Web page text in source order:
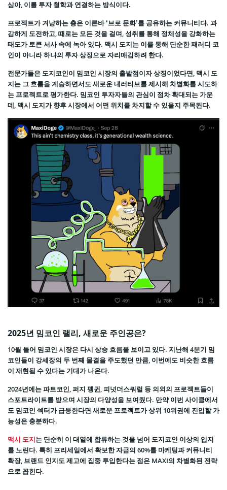
삼아, 이를 투자 철학과 연결하는 방식이다.
프로젝트가 겨냥하는 층은 이른바 ‘브로 문화’를 공유하는 커뮤니티다. 과
감하게 도전하고, 때로는 모든 것을 걸며, 성취를 통해 정체성을 강화하는
태도가 토큰 서사 속에 녹아 있다. 맥시 도지는 이를 통해 단순한 패러디 코
인이 아니라 하나의 투자 상징으로 자리매김하려 한다.
전문가들은 도지코인이 밈코인 시장의 출발점이자 상징이었다면, 맥시 도
지는 그 흐름을 계승하면서도 새로운 내러티브를 제시해 차별화를 시도하
는 프로젝트로 평가한다. 밈코인 투자자들의 관심이 점차 확대되는 가운
데, 맥시 도지가 향후 시장에서 어떤 위치를 차지할 수 있을지 주목된다.
2025년 밈코인 랠리, 새로운 주인공은?
10월 들어 밈코인 시장은 다시 상승 흐름을 보이고 있다. 지난해 4분기 밈
코인들이 강세장의 두 번째 물결을 주도했던 만큼, 이번에도 비슷한 흐름
이 재현될 수 있다는 기대가 나온다.
2024년에는 파트코인, 퍼지 펭귄, 피넛더스쿼럴 등 의외의 프로젝트들이
스포트라이트를 받으며 시장의 다양성을 보여줬다. 만약 이번 사이클에서
도 밈코인 섹터가 급등한다면 새로운 프로젝트가 상위 10위권에 진입할 가
능성은 충분하다.
맥시 도지는 단순히 이 대열에 합류하는 것을 넘어 도지코인 이상의 입지
를 노린다. 특히 프리세일에서 확보한 자금의 60%를 마케팅과 커뮤니티
확장, 브랜드 인지도 제고에 집중 투입한다는 점은 MAXI의 차별화된 전략
으로 꼽힌다.